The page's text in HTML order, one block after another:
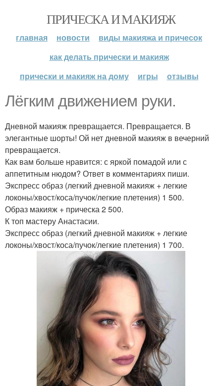
ПРИЧЕСКА И МАКИЯЖ
главная новости
виды макияжа и причесок
как делать прически и макияж
прически и макияж на дому
игры отзывы
Лёгким движением руки.
Дневной макияж превращается. Превращается. В
элегантные шорты! Ой нет дневной макияж в вечерний
превращается.
Как вам больше нравится: с яркой помадой или с
аппетитным нюдом? Ответ в комментариях пиши.
Экспресс образ (легкий дневной макияж + легкие
локоны/хвост/коса/пучок/легкие плетения) 1 500.
Образ макияж + прическа 2 500.
К топ мастеру Анастасии.
Экспресс образ (легкий дневной макияж + легкие
локоны/хвост/коса/пучок/легкие плетения) 1 700.